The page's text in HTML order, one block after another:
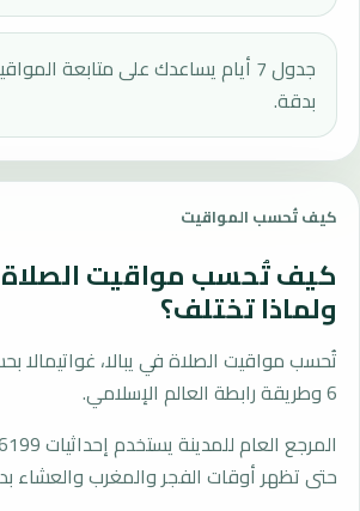
جدول 7 أيام يساعدك على متابعة
بدقة.
كيف تُحسب المواقيت
كيف تُحسب مواقيت الصلاة
ولماذا تختلف؟
6 وطريقة رابطة العالم الإسلامي.
حتى تظهر أوقات الفجر والمغرب والعشاء